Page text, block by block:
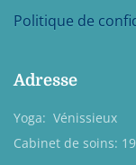
Politique de
Adresse
Yoga: Vénissieux
Cabinet de soins: